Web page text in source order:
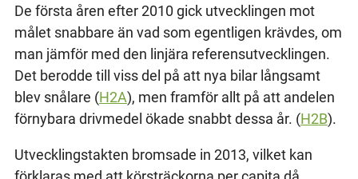
De första åren efter 2010 gick utvecklingen mot
målet snabbare än vad som egentligen krävdes, om
man jämför med den linjära referensutvecklingen.
Det berodde till viss del på att nya bilar långsamt
blev snålare (H2A), men framför allt på att andelen
förnybara drivmedel ökade snabbt dessa år. (H2B).
Utvecklingstakten bromsade in 2013, vilket kan